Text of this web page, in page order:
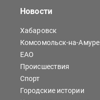
Новости
Хабаровск
Комсомольск-на-Амуре
ЕАО
Происшествия
Спорт
Городские истории